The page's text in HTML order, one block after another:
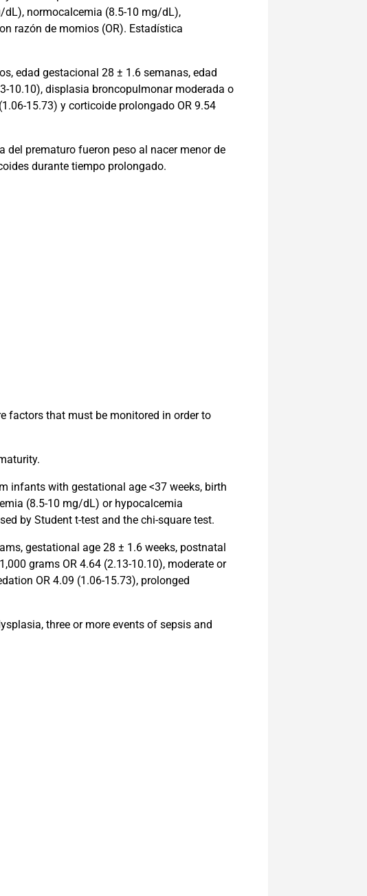
dL), normocalcemia (8.5-10 mg/dL),
razón de momios (OR). Estadística
edad gestacional 28 ± 1.6 semanas, edad
10.10), displasia broncopulmonar moderada o
15.73) y corticoide prolongado OR 9.54
prematuro fueron peso al nacer menor de
durante tiempo prolongado.
factors that must be monitored in order to
infants with gestational age <37 weeks, birth
(8.5-10 mg/dL) or hypocalcemia
by Student t-test and the chi-square test.
gestational age 28 ± 1.6 weeks, postnatal
grams OR 4.64 (2.13-10.10), moderate or
OR 4.09 (1.06-15.73), prolonged
three or more events of sepsis and